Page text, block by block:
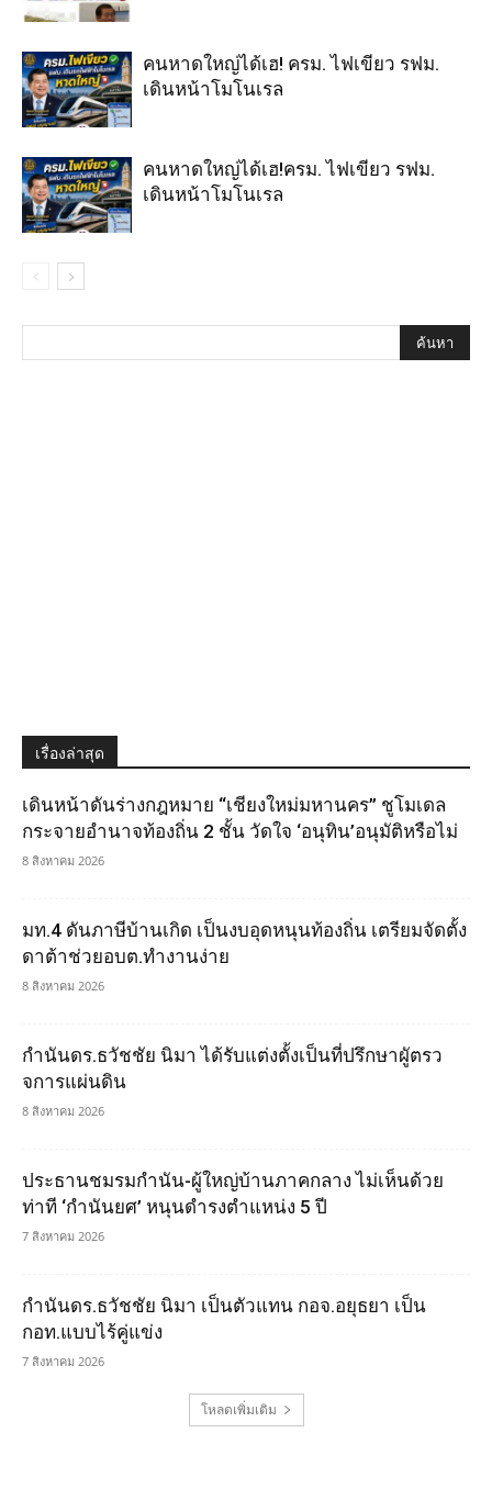
คนหาดใหญ่ได้เฮ! ครม. ไฟเขียว รฟม.
เดินหน้าโมโนเรล
คนหาดใหญ่ได้เฮ!ครม. ไฟเขียว รฟม.
เดินหน้าโมโนเรล
เรื่องล่าสุด
เดินหน้าดันร่างกฎหมาย “เชียงใหม่มหานคร” ชูโมเดล
กระจายอำนาจท้องถิ่น 2 ชั้น วัดใจ ‘อนุทิน’อนุมัติหรือไม่
8 สิงหาคม 2026
มท.4 ดันภาษีบ้านเกิด เป็นงบอุดหนุนท้องถิ่น เตรียมจัดตั้ง
ดาต้าช่วยอบต.ทำงานง่าย
8 สิงหาคม 2026
กำนันดร.ธวัชชัย นิมา ได้รับแต่งตั้งเป็นที่ปรึกษาผูัตรว
จการแผ่นดิน
8 สิงหาคม 2026
ประธานชมรมกำนัน-ผู้ใหญ่บ้านภาคกลาง ไม่เห็นด้วย
ท่าที ‘กำนันยศ’ หนุนดำรงตำแหน่ง 5 ปี
7 สิงหาคม 2026
กำนันดร.ธวัชชัย นิมา เป็นตัวแทน กอจ.อยุธยา เป็น
กอท.แบบไร้คู่แข่ง
7 สิงหาคม 2026
โหลดเพิ่มเติม